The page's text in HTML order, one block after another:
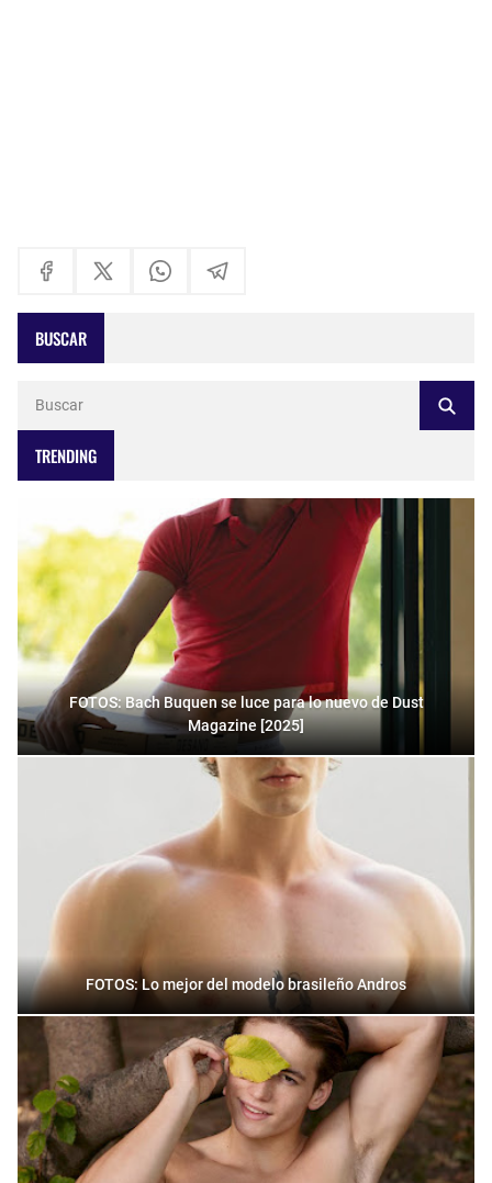
BUSCAR
TRENDING
FOTOS: Bach Buquen se luce para lo nuevo de Dust
Magazine [2025]
FOTOS: Lo mejor del modelo brasileño Andros